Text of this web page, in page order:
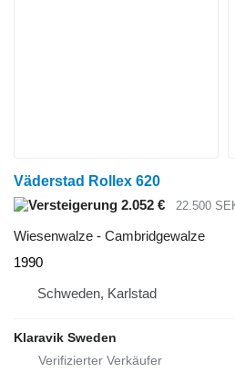
Väderstad Rollex 620
2.052 €
22.500
Wiesenwalze - Cambridgewalze
1990
Schweden, Karlstad
Klaravik Sweden